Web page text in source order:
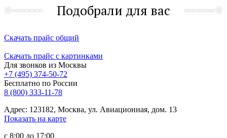
Подобрали для вас
Скачать прайс общий
Скачать прайс с картинками
Для звонков из Москвы
+7 (495) 374-50-72
Бесплатно по России
8 (800) 333-11-78
Адрес: 123182, Москва, ул. Авиационная, дом. 13
Показать на карте
с 8:00 до 17:00